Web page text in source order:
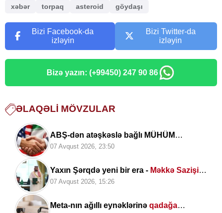
xəbər torpaq asteroid göydaşı
Bizi Facebook-da
izləyin
Bizi Twitter-da
izləyin
Bizə yazın: (+99450) 247 90 86
ƏLAQƏLI MÖVZULAR
ABŞ-dən atəşkəslə bağlı MÜHÜM
AÇIQLAMA: "Bəlkə də elə bu gün"
07 Avqust 2026, 23:50
Yaxın Şərqdə yeni bir era - Məkkə Sazişi
imzalandı
07 Avqust 2026, 15:26
Meta-nın ağıllı eynəklərinə qadağa